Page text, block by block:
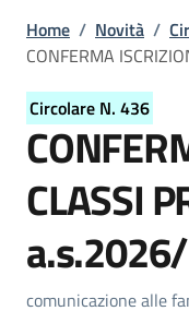
Briciole di
Home / Novità /
CONFERMA
Circolare N. 436
CLASSI
Dettagli
comunicazione alle